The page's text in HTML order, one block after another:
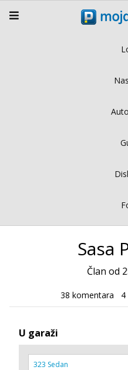
Sasa
Član od
38 komentara 4
U garaži
323 Sedan